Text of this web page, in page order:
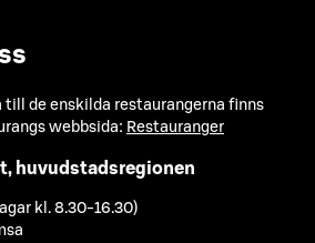
de enskilda restaurangerna finns
webbsida: Restauranger
huvudstadsregionen
kl. 8.30-16.30)